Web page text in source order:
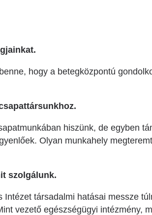
hogy a betegközpontú
hiszünk, de egyben
Olyan munkahely
szolgálunk.
társadalmi hatásai messze
vezető egészségügyi intézmény,